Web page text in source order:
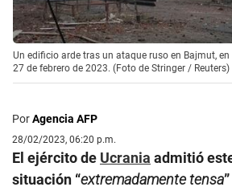
Un edificio arde tras un ataque ruso en Bajmut, en
27 de febrero de 2023. (Foto de Stringer / Reuters)
PorAgencia AFP
28/02/2023, 06:20 p.m.
El ejército de Ucrania admitió
situación “extremadamente tensa